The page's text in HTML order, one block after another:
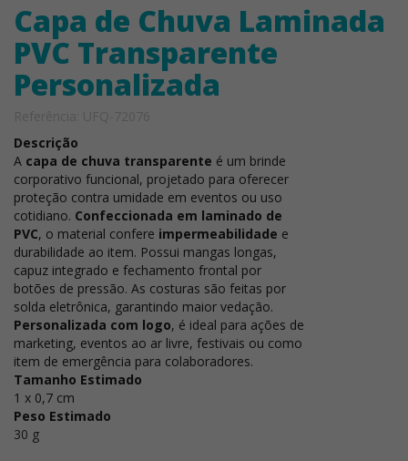
Capa de Chuva Laminada
PVC Transparente
Personalizada
Descrição
A capa de chuva transparente é um brinde
corporativo funcional, projetado para oferecer
proteção contra umidade em eventos ou uso
cotidiano. Confeccionada em laminado de
PVC, o material confere impermeabilidade e
durabilidade ao item. Possui mangas longas,
capuz integrado e fechamento frontal por
botões de pressão. As costuras são feitas por
solda eletrônica, garantindo maior vedação.
Personalizada com logo, é ideal para ações de
marketing, eventos ao ar livre, festivais ou como
item de emergência para colaboradores.
Tamanho Estimado
1 x 0,7 cm
Peso Estimado
30 g